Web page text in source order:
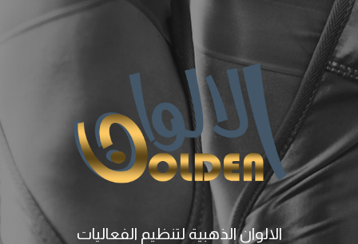
الالوان الذهبية لتنظيم الفعاليات